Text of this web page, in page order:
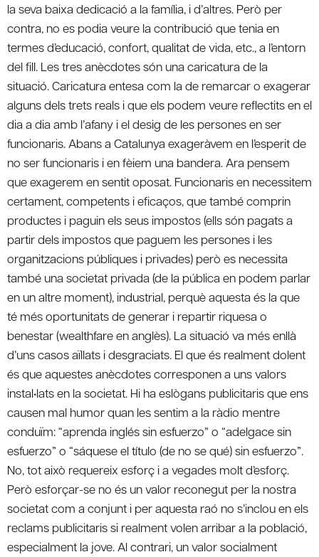
la seva baixa dedicació a la família, i d’altres. Però per
contra, no es podia veure la contribució que tenia en
termes d’educació, confort, qualitat de vida, etc., a l’entorn
del fill. Les tres anècdotes són una caricatura de la
situació. Caricatura entesa com la de remarcar o exagerar
alguns dels trets reals i que els podem veure reflectits en el
dia a dia amb l’afany i el desig de les persones en ser
funcionaris. Abans a Catalunya exageràvem en l’esperit de
no ser funcionaris i en fèiem una bandera. Ara pensem
que exagerem en sentit oposat. Funcionaris en necessitem
certament, competents i eficaços, que també comprin
productes i paguin els seus impostos (ells són pagats a
partir dels impostos que paguem les persones i les
organitzacions públiques i privades) però es necessita
també una societat privada (de la pública en podem parlar
en un altre moment), industrial, perquè aquesta és la que
té més oportunitats de generar i repartir riquesa o
benestar (wealthfare en anglès). La situació va més enllà
d’uns casos aïllats i desgraciats. El que és realment dolent
és que aquestes anècdotes corresponen a uns valors
instal•lats en la societat. Hi ha eslògans publicitaris que ens
causen mal humor quan les sentim a la ràdio mentre
conduïm: “aprenda inglés sin esfuerzo” o “adelgace sin
esfuerzo” o “sáquese el título (de no se qué) sin esfuerzo”.
No, tot això requereix esforç i a vegades molt d’esforç.
Però esforçar-se no és un valor reconegut per la nostra
societat com a conjunt i per aquesta raó no s’inclou en els
reclams publicitaris si realment volen arribar a la població,
especialment la jove. Al contrari, un valor socialment